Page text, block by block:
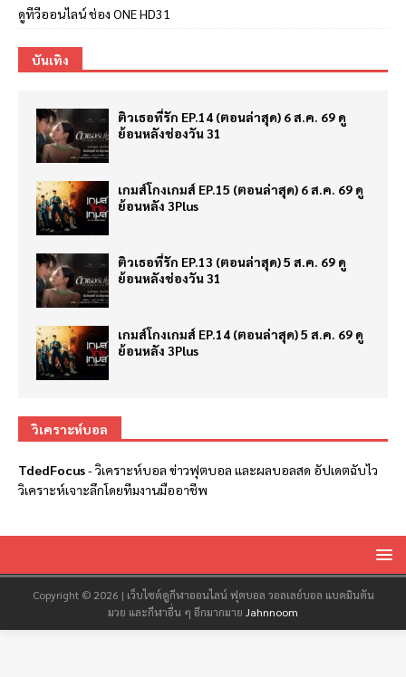
ดูทีวีออนไลน์ ช่อง ONE HD31
บันเทิง
ติวเธอที่รัก EP.14 (ตอนล่าสุด) 6 ส.ค. 69 ดู
ย้อนหลังช่องวัน 31
เกมส์โกงเกมส์ EP.15 (ตอนล่าสุด) 6 ส.ค. 69 ดู
ย้อนหลัง 3Plus
ติวเธอที่รัก EP.13 (ตอนล่าสุด) 5 ส.ค. 69 ดู
ย้อนหลังช่องวัน 31
เกมส์โกงเกมส์ EP.14 (ตอนล่าสุด) 5 ส.ค. 69 ดู
ย้อนหลัง 3Plus
วิเคราะห์บอล
TdedFocus-วิเคราะห์บอล ข่าวฟุตบอล และผลบอลสด อัปเดตฉับไว
วิเคราะห์เจาะลึกโดยทีมงานมืออาชีพ
Copyright © 2026 | เว็บไซต์ดูกีฬาออนไลน์ ฟุตบอล วอลเลย์บอล แบดมินตัน
มวย และกีฬาอื่น ๆ อีกมากมาย Jahnnoom